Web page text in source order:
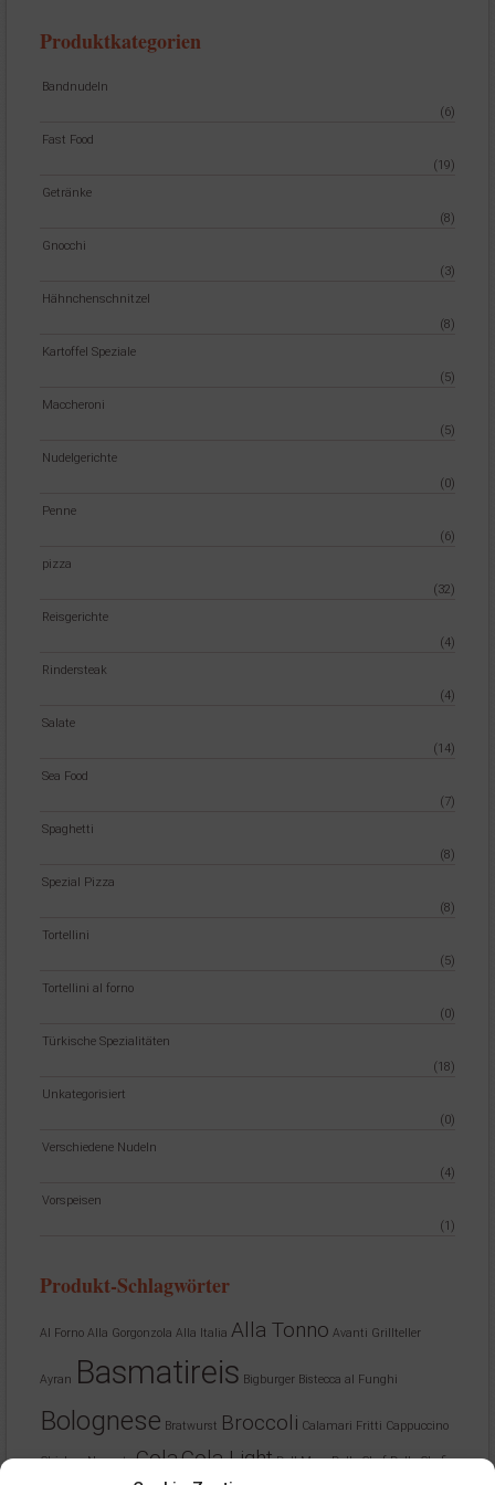
Produktkategorien
Bandnudeln
(6)
Fast Food
(19)
Getränke
(8)
Gnocchi
(3)
Hähnchenschnitzel
(8)
Kartoffel Speziale
(5)
Maccheroni
(5)
Nudelgerichte
(0)
Penne
(6)
pizza
(32)
Reisgerichte
(4)
Rindersteak
(4)
Salate
(14)
Sea Food
(7)
Spaghetti
(8)
Spezial Pizza
(8)
Tortellini
(5)
Tortellini al forno
(0)
Türkische Spezialitäten
(18)
Unkategorisiert
(0)
Verschiedene Nudeln
(4)
Vorspeisen
(1)
Produkt-Schlagwörter
Al Forno Alla Gorgonzola Alla Italia Alla Tonno Avanti Grillteller
Ayran Basmatireis Bigburger Bistecca al Funghi
Bolognese Bratwurst Broccoli Calamari Fritti Cappuccino
Chicken Nuggets ColaCola Light Dell Mare Dello Chef Dello Chefin